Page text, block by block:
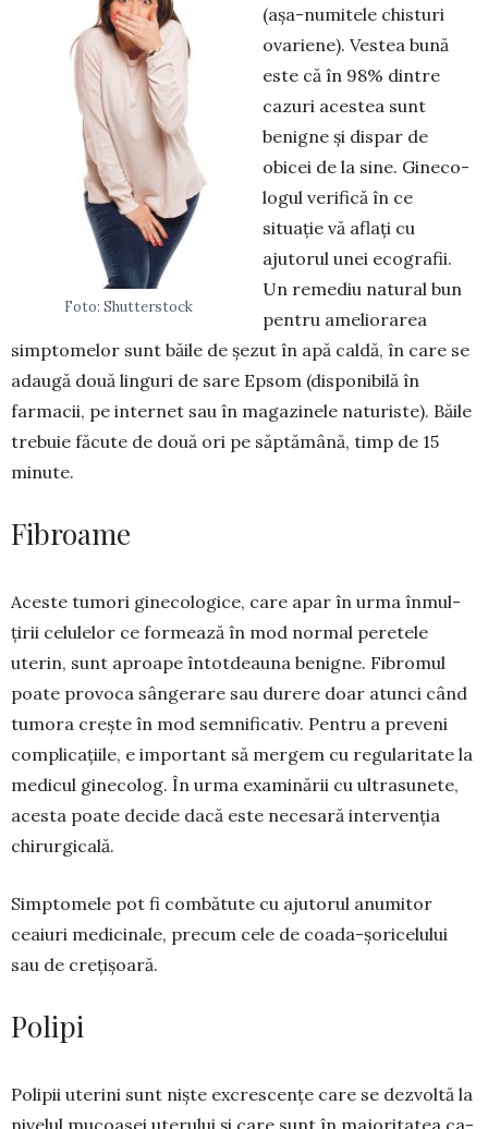
Foto: Shutterstock
(așa-numitele chisturi
ovariene). Vestea bună
este că în 98% dintre
cazuri acestea sunt
benigne și dispar de
obicei de la sine. Gineco­
logul verifică în ce
situație vă aflați cu
ajutorul unei ecografii.
Un remediu natural bun
pentru amelio­rarea
simptomelor sunt băile de șezut în apă caldă, în care se
adaugă două linguri de sare Epsom (disponibilă în
farmacii, pe internet sau în magazinele naturiste). Băile
trebuie făcute de două ori pe săptămână, timp de 15
minute.
Fibroame
Aceste tumori gine­co­lo­gi­ce, care apar în urma în­mul­
țirii celulelor ce formează în mod normal peretele
uterin, sunt aproape întotdeauna benigne. Fibromul
poate provoca sân­ge­rare sau durere doar atunci când
tumora crește în mod semnificativ. Pentru a preveni
complicațiile, e important să mer­gem cu regularitate la
me­dicul ginecolog. În urma exa­minării cu ultra­sunete,
acesta poate decide dacă este necesară intervenția
chirurgicală.
Simptomele pot fi combătute cu ajutorul anu­mitor
ceaiuri medicinale, precum cele de coada-șoricelului
sau de crețișoară.
Polipi
Polipii uterini sunt niș­te excrescențe care se dezvoltă la
nivelul mucoasei uterului și care sunt în majo­ritatea ca­